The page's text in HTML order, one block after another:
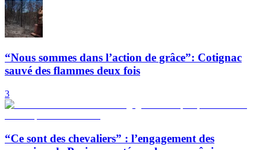
“Nous sommes dans l’action de grâce”: Cotignac
sauvé des flammes deux fois
3
“Ce sont des chevaliers” : l’engagement des